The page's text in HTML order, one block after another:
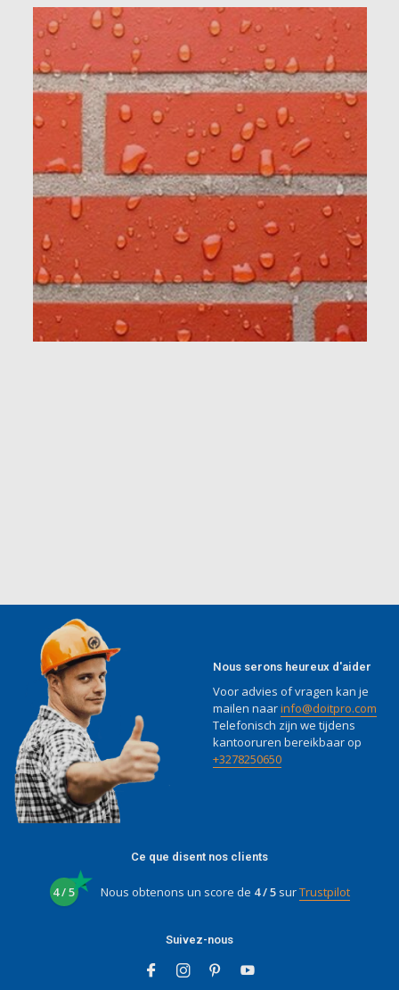
Nous serons heureux d'aider
Voor advies of vragen kan je
mailen naarinfo@doitpro.com
Telefonisch zijn we tijdens
kantooruren bereikbaar op
+3278250650
Ce que disent nos clients
4 / 5 Nous obtenons un score de 4 / 5surTrustpilot
Suivez-nous